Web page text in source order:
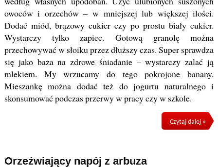
owoców i orzechów – w mniejszej lub większej ilości.
Dodać miód, brązowy cukier czy po prostu biały cukier.
Wystarczy tylko zapiec. Gotową granolę można
przechowywać w słoiku przez dłuższy czas. Super sprawdza
się jako baza na zdrowe śniadanie – wystarczy zalać ją
mlekiem. My wrzucamy do tego pokrojone banany.
Mieszankę można dodać też do jogurtu naturalnego i
skonsumować podczas przerwy w pracy czy w szkole.
Czytaj dalej »
Orzeźwiający napój z arbuza